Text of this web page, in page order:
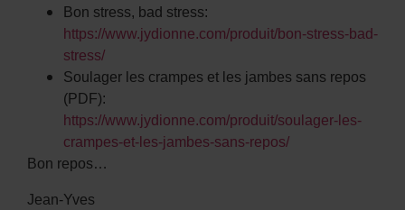
Bon stress, bad stress:
https://www.jydionne.com/produit/bon-stress-bad-
stress/
Soulager les crampes et les jambes sans repos
(PDF):
https://www.jydionne.com/produit/soulager-les-
crampes-et-les-jambes-sans-repos/
Bon repos…
Jean-Yves